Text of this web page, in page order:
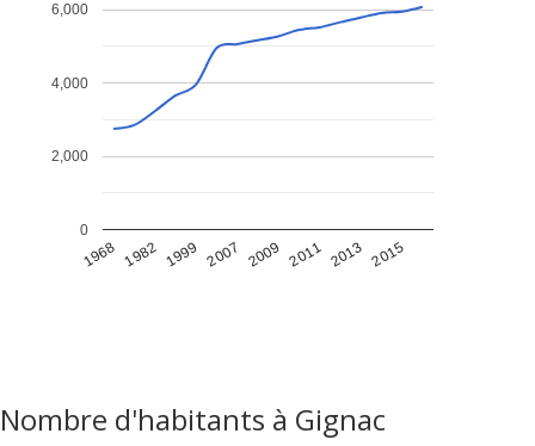
1968 1982 1999 2007 2009 2011 2013 2015
0
2,000
4,000
6,000
Nombre d'habitants à Gignac